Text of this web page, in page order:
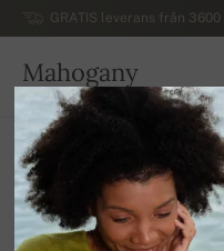
GRATIS leverans från
Mahogany
SVERIGE
Hem Kashmirtröjor för herrar